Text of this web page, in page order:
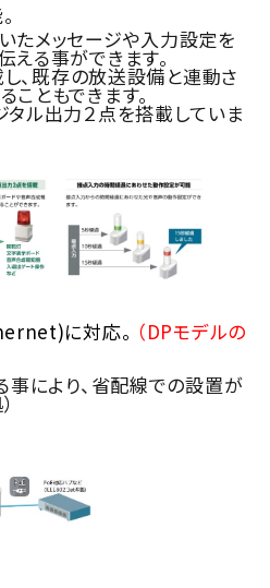
たメッセージや入力設定を
える事ができます。
既存の放送設備と連動さ
こともできます。
ル出力２点を搭載していま
に対応。 （DPモデルの
により、省配線での設置が